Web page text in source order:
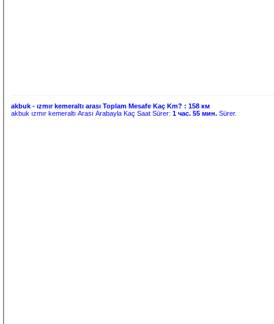
akbuk - ızmır kemeraltı arası Toplam Mesafe Kaç Km? :158 км
akbuk ızmır kemeraltı Arası Arabayla Kaç Saat Sürer:1 час. 55 мин. Sürer.